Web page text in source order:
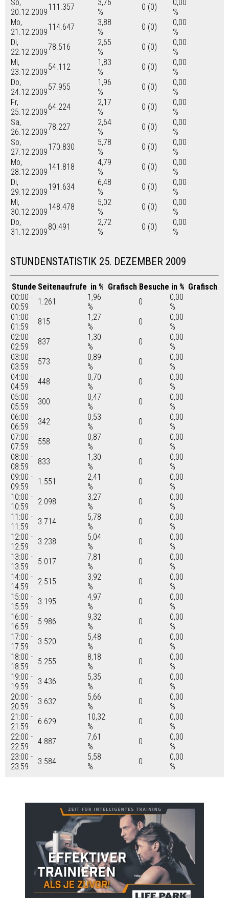
So,
20.12.2009
111.357
3,76
%
0 (0)
0,00
%
Mo,
21.12.2009
114.647
3,88
%
0 (0)
0,00
%
Di,
22.12.2009
78.516
2,65
%
0 (0)
0,00
%
Mi,
23.12.2009
54.112
1,83
%
0 (0)
0,00
%
Do,
24.12.2009
57.955
1,96
%
0 (0)
0,00
%
Fr,
25.12.2009
64.224
2,17
%
0 (0)
0,00
%
Sa,
26.12.2009
78.227
2,64
%
0 (0)
0,00
%
So,
27.12.2009
170.830
5,78
%
0 (0)
0,00
%
Mo,
28.12.2009
141.818
4,79
%
0 (0)
0,00
%
Di,
29.12.2009
191.634
6,48
%
0 (0)
0,00
%
Mi,
30.12.2009
148.478
5,02
%
0 (0)
0,00
%
Do,
31.12.2009
80.491
2,72
%
0 (0)
0,00
%
STUNDENSTATISTIK 25. DEZEMBER 2009
Stunde Seitenaufrufe in % Grafisch Besuche in % Grafisch
00:00 -
00:59
1.261
1,96
%
0
0,00
%
01:00 -
01:59
815
1,27
%
0
0,00
%
02:00 -
02:59
837
1,30
%
0
0,00
%
03:00 -
03:59
573
0,89
%
0
0,00
%
04:00 -
04:59
448
0,70
%
0
0,00
%
05:00 -
05:59
300
0,47
%
0
0,00
%
06:00 -
06:59
342
0,53
%
0
0,00
%
07:00 -
07:59
558
0,87
%
0
0,00
%
08:00 -
08:59
833
1,30
%
0
0,00
%
09:00 -
09:59
1.551
2,41
%
0
0,00
%
10:00 -
10:59
2.098
3,27
%
0
0,00
%
11:00 -
11:59
3.714
5,78
%
0
0,00
%
12:00 -
12:59
3.238
5,04
%
0
0,00
%
13:00 -
13:59
5.017
7,81
%
0
0,00
%
14:00 -
14:59
2.515
3,92
%
0
0,00
%
15:00 -
15:59
3.195
4,97
%
0
0,00
%
16:00 -
16:59
5.986
9,32
%
0
0,00
%
17:00 -
17:59
3.520
5,48
%
0
0,00
%
18:00 -
18:59
5.255
8,18
%
0
0,00
%
19:00 -
19:59
3.436
5,35
%
0
0,00
%
20:00 -
20:59
3.632
5,66
%
0
0,00
%
21:00 -
21:59
6.629
10,32
%
0
0,00
%
22:00 -
22:59
4.887
7,61
%
0
0,00
%
23:00 -
23:59
3.584
5,58
%
0
0,00
%